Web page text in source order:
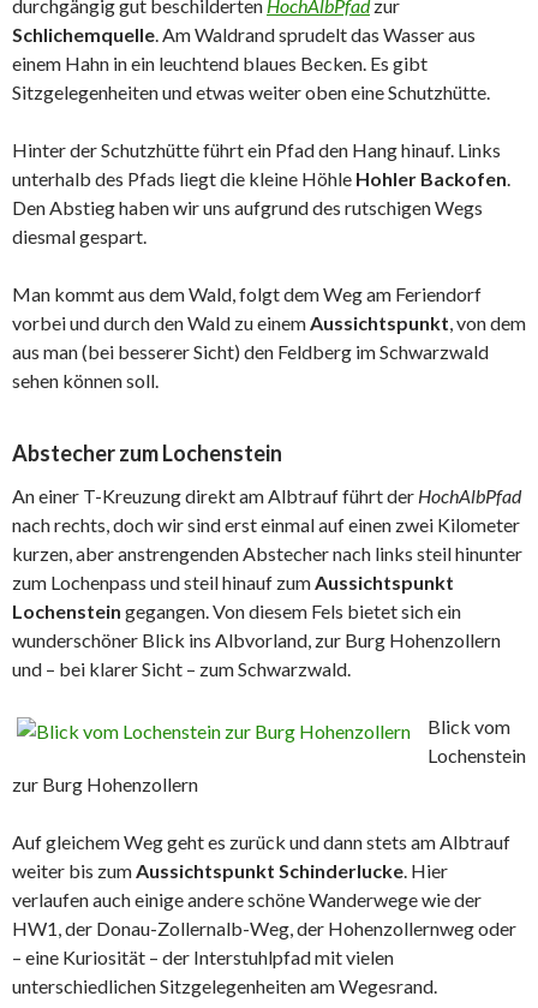
durchgängig gut beschilderten HochAlbPfadzur
Schlichemquelle. Am Waldrand sprudelt das Wasser aus
einem Hahn in ein leuchtend blaues Becken. Es gibt
Sitzgelegenheiten und etwas weiter oben eine Schutzhütte.
Hinter der Schutzhütte führt ein Pfad den Hang hinauf. Links
unterhalb des Pfads liegt die kleine Höhle Hohler Backofen.
Den Abstieg haben wir uns aufgrund des rutschigen Wegs
diesmal gespart.
Man kommt aus dem Wald, folgt dem Weg am Feriendorf
vorbei und durch den Wald zu einemAussichtspunkt, von dem
aus man (bei besserer Sicht) den Feldberg im Schwarzwald
sehen können soll.
Abstecher zum Lochenstein
An einer T-Kreuzung direkt am Albtrauf führt der HochAlbPfad
nach rechts, doch wir sind erst einmal auf einen zwei Kilometer
kurzen, aber anstrengenden Abstecher nach links steil hinunter
zum Lochenpass und steil hinauf zumAussichtspunkt
Lochenstein gegangen. Von diesem Fels bietet sich ein
wunderschöner Blick ins Albvorland, zur Burg Hohenzollern
und – bei klarer Sicht – zum Schwarzwald.
Blick vom
Lochenstein
zur Burg Hohenzollern
Auf gleichem Weg geht es zurück und dann stets am Albtrauf
weiter bis zumAussichtspunkt Schinderlucke. Hier
verlaufen auch einige andere schöne Wanderwege wie der
HW1, der Donau-Zollernalb-Weg, der Hohenzollernweg oder
– eine Kuriosität – der Interstuhlpfad mit vielen
unterschiedlichen Sitzgelegenheiten am Wegesrand.